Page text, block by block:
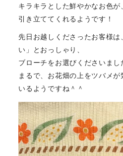
キラキラとした鮮やかなお色
引き立ててくれるようです！
先日お越しくださったお客様
い」とおっしゃり、
ブローチをお選びくださいまし
まるで、お花畑の上をツバメ
いるようですね＾＾